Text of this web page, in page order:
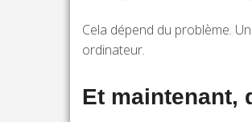
Cela dépend du problème.
ordinateur.
Et maintenant,